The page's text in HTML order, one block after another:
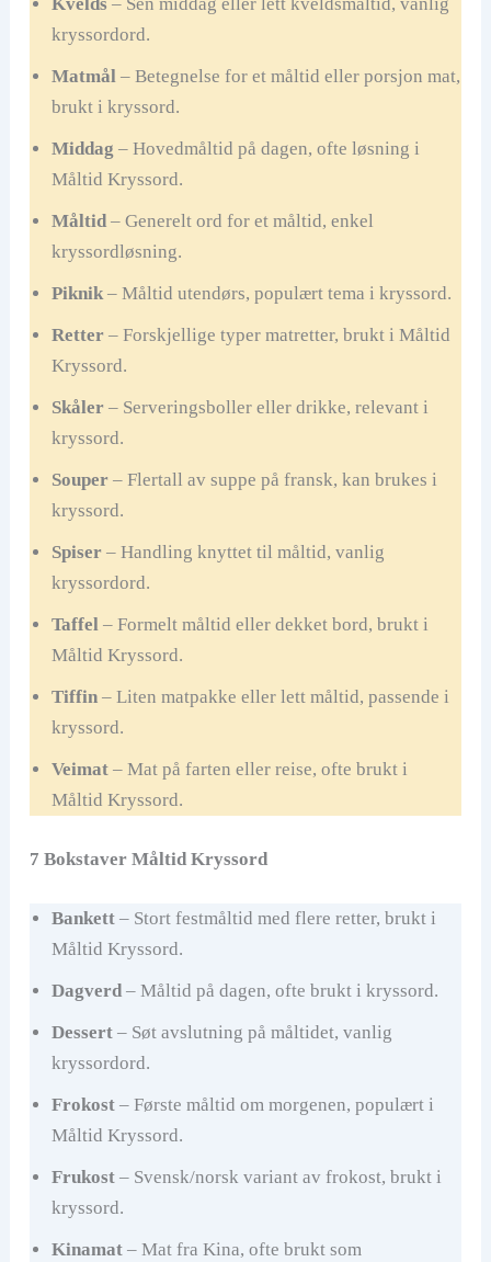
kryssordord.
Matmål– Betegnelse for et måltid eller porsjon mat,
brukt i kryssord.
Middag – Hovedmåltid på dagen, ofte løsning i
Måltid Kryssord.
Måltid– Generelt ord for et måltid, enkel
kryssordløsning.
Piknik– Måltid utendørs, populært tema i kryssord.
Retter – Forskjellige typer matretter, brukt i Måltid
Kryssord.
Skåler – Serveringsboller eller drikke, relevant i
kryssord.
Souper – Flertall av suppe på fransk, kan brukes i
kryssord.
Spiser – Handling knyttet til måltid, vanlig
kryssordord.
Taffel– Formelt måltid eller dekket bord, brukt i
Måltid Kryssord.
Tiffin– Liten matpakke eller lett måltid, passende i
kryssord.
Veimat– Mat på farten eller reise, ofte brukt i
Måltid Kryssord.
7 Bokstaver Måltid Kryssord
Bankett– Stort festmåltid med flere retter, brukt i
Måltid Kryssord.
Dagverd– Måltid på dagen, ofte brukt i kryssord.
Dessert– Søt avslutning på måltidet, vanlig
kryssordord.
Frokost– Første måltid om morgenen, populært i
Måltid Kryssord.
Frukost– Svensk/norsk variant av frokost, brukt i
kryssord.
Kinamat– Mat fra Kina, ofte brukt som